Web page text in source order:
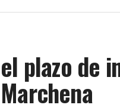
plazo de